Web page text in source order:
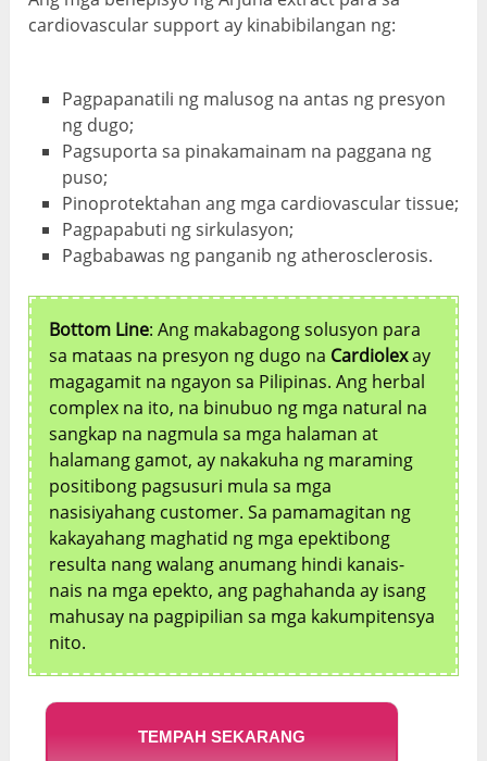
cardiovascular support ay kinabibilangan ng:
Pagpapanatili ng malusog na antas ng presyon
ng dugo;
Pagsuporta sa pinakamainam na paggana ng
puso;
Pinoprotektahan ang mga cardiovascular tissue;
Pagpapabuti ng sirkulasyon;
Pagbabawas ng panganib ng atherosclerosis.
Bottom Line: Ang makabagong solusyon para
sa mataas na presyon ng dugo na Cardiolexay
magagamit na ngayon sa Pilipinas. Ang herbal
complex na ito, na binubuo ng mga natural na
sangkap na nagmula sa mga halaman at
halamang gamot, ay nakakuha ng maraming
positibong pagsusuri mula sa mga
nasisiyahang customer. Sa pamamagitan ng
kakayahang maghatid ng mga epektibong
resulta nang walang anumang hindi kanais-
nais na mga epekto, ang paghahanda ay isang
mahusay na pagpipilian sa mga kakumpitensya
nito.
TEMPAH SEKARANG